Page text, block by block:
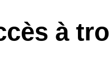
à